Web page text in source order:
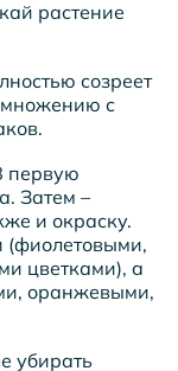
растение
созреет
с
первую
Затем –
и окраску.
(фиолетовыми,
цветками), а
оранжевыми,
убирать